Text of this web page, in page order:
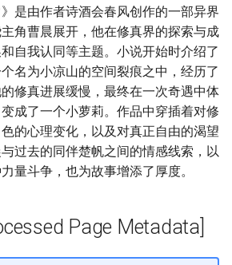
》是由作者诗酒会春风创作的一部异界
角曹晨展开，他在修真界的探索与成
自我认同等主题。小说开始时介绍了
名为小凉山的空间裂痕之中，经历了
修真进展缓慢，最终在一次奇遇中体
成了一个小萝莉。作品中穿插着对修
的心理变化，以及对真正自由的渴望
过去的同伴楚帆之间的情感线索，以
量斗争，也为故事增添了厚度。
Page Metadata]